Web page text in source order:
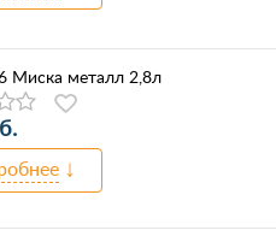
Миска металл 2,8л